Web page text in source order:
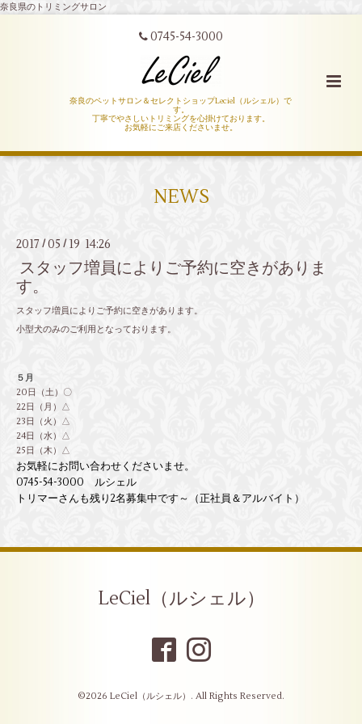
奈良県のトリミングサロン
0745-54-3000
奈良のペットサロン＆セレクトショップLeciel（ルシェル）で
す。
丁寧でやさしいトリミングを心掛けております。
お気軽にご来店くださいませ。
NEWS
2017 /05 / 19 14:26
スタッフ増員によりご予約に空きがありま
す。
スタッフ増員によりご予約に空きがあります。
小型犬のみのご利用となっております。
５月
20日（土）〇
22日（月）△
23日（火）△
24日（水）△
25日（木）△
お気軽にお問い合わせくださいませ。
0745-54-3000 ルシェル
トリマーさんも残り2名募集中です～（正社員＆アルバイト）
LeCiel（ルシェル）
©2026 LeCiel（ルシェル） . All Rights Reserved.